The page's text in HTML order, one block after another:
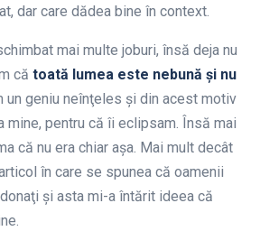
dar care dădea bine în context.
mai multe joburi, însă deja nu
că toată lumea este nebună şi nu
un geniu neînţeles şi din acest motiv
mine, pentru că îi eclipsam. Însă mai
că nu era chiar aşa. Mai mult decât
în care se spunea că oamenii
şi asta mi-a întărit ideea că